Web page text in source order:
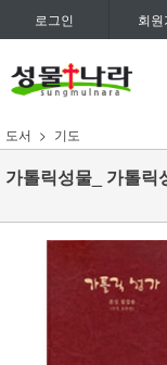
로그인 회원
도서 기도
가톨릭성물_ 가톨릭